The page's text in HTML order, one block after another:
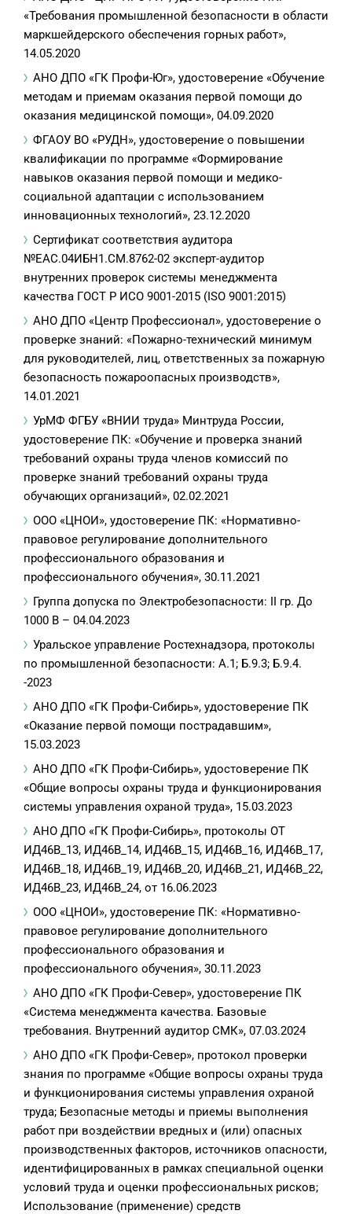
«Требования промышленной безопасности в области
маркшейдерского обеспечения горных работ»,
14.05.2020
АНО ДПО «ГК Профи-Юг», удостоверение «Обучение
методам и приемам оказания первой помощи до
оказания медицинской помощи», 04.09.2020
ФГАОУ ВО «РУДН», удостоверение о повышении
квалификации по программе «Формирование
навыков оказания первой помощи и медико-
социальной адаптации с использованием
инновационных технологий», 23.12.2020
Сертификат соответствия аудитора
№EAC.04ИБН1.СМ.8762-02 эксперт-аудитор
внутренних проверок системы менеджмента
качества ГОСТ Р ИСО 9001-2015 (ISO 9001:2015)
АНО ДПО «Центр Профессионал», удостоверение о
проверке знаний: «Пожарно-технический минимум
для руководителей, лиц, ответственных за пожарную
безопасность пожароопасных производств»,
14.01.2021
УрМФ ФГБУ «ВНИИ труда» Минтруда России,
удостоверение ПК: «Обучение и проверка знаний
требований охраны труда членов комиссий по
проверке знаний требований охраны труда
обучающих организаций», 02.02.2021
ООО «ЦНОИ», удостоверение ПК: «Нормативно-
правовое регулирование дополнительного
профессионального образования и
профессионального обучения», 30.11.2021
Группа допуска по Электробезопасности: II гр. До
1000 В – 04.04.2023
Уральское управление Ростехнадзора, протоколы
по промышленной безопасности: А.1; Б.9.3; Б.9.4.
-2023
АНО ДПО «ГК Профи-Сибирь», удостоверение ПК
«Оказание первой помощи пострадавшим»,
15.03.2023
АНО ДПО «ГК Профи-Сибирь», удостоверение ПК
«Общие вопросы охраны труда и функционирования
системы управления охраной труда», 15.03.2023
АНО ДПО «ГК Профи-Сибирь», протоколы ОТ
ИД46В_13, ИД46В_14, ИД46В_15, ИД46В_16, ИД46В_17,
ИД46В_18, ИД46В_19, ИД46В_20, ИД46В_21, ИД46В_22,
ИД46В_23, ИД46В_24, от 16.06.2023
ООО «ЦНОИ», удостоверение ПК: «Нормативно-
правовое регулирование дополнительного
профессионального образования и
профессионального обучения», 30.11.2023
АНО ДПО «ГК Профи-Север», удостоверение ПК
«Система менеджмента качества. Базовые
требования. Внутренний аудитор СМК», 07.03.2024
АНО ДПО «ГК Профи-Север», протокол проверки
знания по программе «Общие вопросы охраны труда
и функционирования системы управления охраной
труда; Безопасные методы и приемы выполнения
работ при воздействии вредных и (или) опасных
производственных факторов, источников опасности,
идентифицированных в рамках специальной оценки
условий труда и оценки профессиональных рисков;
Использование (применение) средств